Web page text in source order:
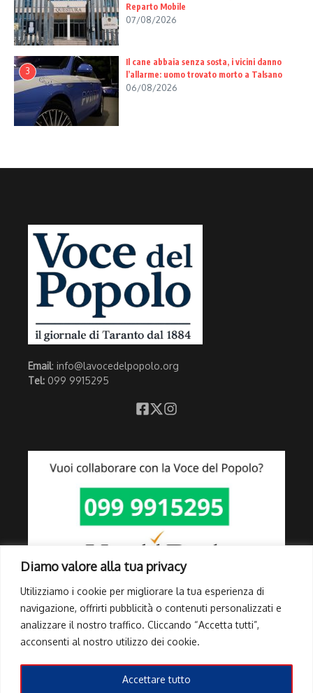
Diamo valore alla tua privacy
Utilizziamo i cookie per migliorare la tua esperienza di
navigazione, offrirti pubblicità o contenuti personalizzati e
analizzare il nostro traffico. Cliccando “Accetta tutti”,
acconsenti al nostro utilizzo dei cookie.
Accettare tutto
Reparto Mobile
07/08/2026
3
Il cane abbaia senza sosta, i vicini danno
l’allarme: uomo trovato morto a Talsano
06/08/2026
Email: info@lavocedelpopolo.org
Tel: 099 9915295
Link Utili